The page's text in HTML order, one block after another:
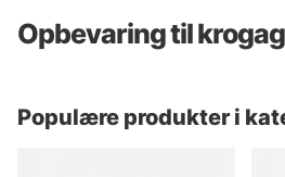
Opbevaring til
Populære produkter i